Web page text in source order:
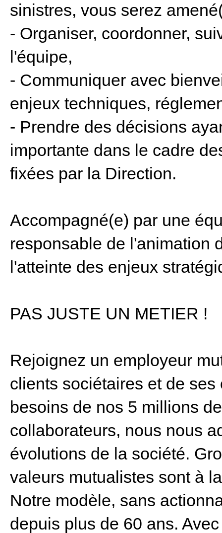
sinistres, vous serez
- Organiser, coordonner,
l'équipe,
- Communiquer avec
enjeux techniques,
- Prendre des décisions
importante dans le cadre
fixées par la Direction.
Accompagné(e) par une
responsable de l'animation
l'atteinte des enjeux
PAS JUSTE UN METIER !
Rejoignez un employeur
clients sociétaires et de
besoins de nos 5 millions
collaborateurs, nous nous
évolutions de la société.
valeurs mutualistes sont à
Notre modèle, sans
depuis plus de 60 ans.